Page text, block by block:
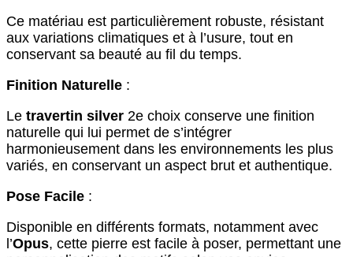
Ce matériau est particulièrement robuste, résistant
aux variations climatiques et à l’usure, tout en
conservant sa beauté au fil du temps.
Finition Naturelle :
Le travertin silver 2e choix conserve une finition
naturelle qui lui permet de s’intégrer
harmonieusement dans les environnements les plus
variés, en conservant un aspect brut et authentique.
Pose Facile :
Disponible en différents formats, notamment avec
l’Opus, cette pierre est facile à poser, permettant une